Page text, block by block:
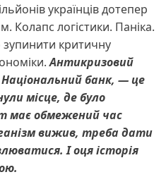
українців дотепер
Колапс логістики. Паніка.
критичну
Антикризовий
банк, — це
місце, де було
має обмежений час
вижив, треба дати
І оця історія